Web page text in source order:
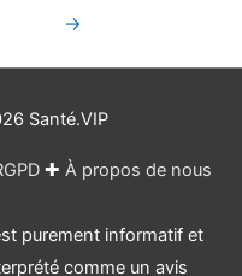
→
Santé.VIP
✚ À propos de nous
purement informatif et
comme un avis